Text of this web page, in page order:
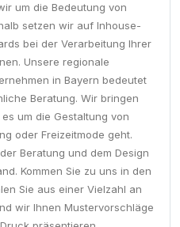
um die Bedeutung von
setzen wir auf Inhouse-
bei der Verarbeitung Ihrer
Unsere regionale
in Bayern bedeutet
Beratung. Wir bringen
um die Gestaltung von
oder Freizeitmode geht.
Beratung und dem Design
Kommen Sie zu uns in den
Sie aus einer Vielzahl an
wir Ihnen Mustervorschläge